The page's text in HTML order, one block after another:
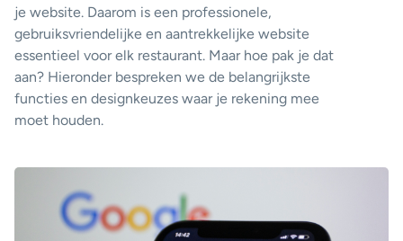
je website. Daarom is een professionele,
gebruiksvriendelijke en aantrekkelijke website
essentieel voor elk restaurant. Maar hoe pak je dat
aan? Hieronder bespreken we de belangrijkste
functies en designkeuzes waar je rekening mee
moet houden.